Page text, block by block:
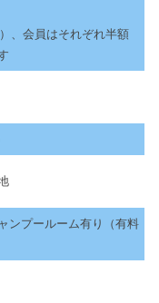
、会員はそれぞれ半額
ンプールーム有り（有料